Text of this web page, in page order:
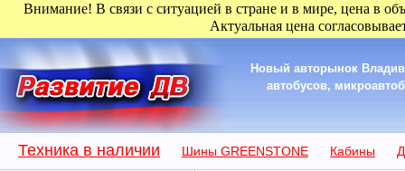
Внимание! В связи с ситуацией в стране и в мире, цена в
Актуальная цена
Новый авторынок
автобусов,
Техника в наличии Шины GREENSTONE Кабины